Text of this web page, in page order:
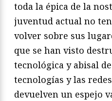
toda la épica de la
juventud actual no
volver sobre sus
que se han visto
tecnológica y abisal
tecnologías y las
devuelven un espejo